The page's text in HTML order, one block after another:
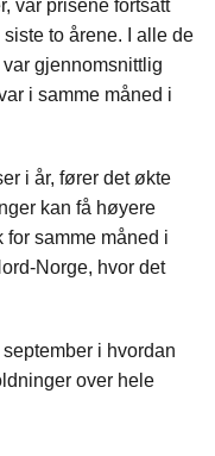
var prisene fortsatt
to årene. I alle de
gjennomsnittlig
i samme måned i
i år, fører det økte
kan få høyere
for samme måned i
Norge, hvor det
i hvordan
over hele